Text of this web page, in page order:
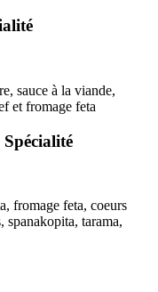
sauce à la viande,
et fromage feta
Spécialité
fromage feta, coeurs
spanakopita, tarama,